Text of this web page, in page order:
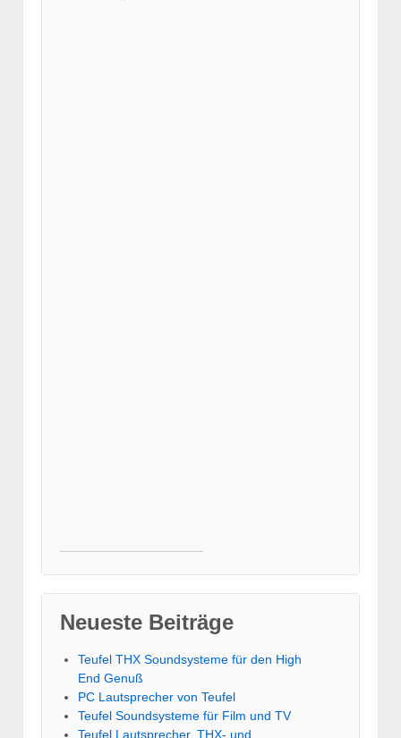
Neueste Beiträge
Teufel THX Soundsysteme für den High
End Genuß
PC Lautsprecher von Teufel
Teufel Soundsysteme für Film und TV
Teufel Lautsprecher, THX- und